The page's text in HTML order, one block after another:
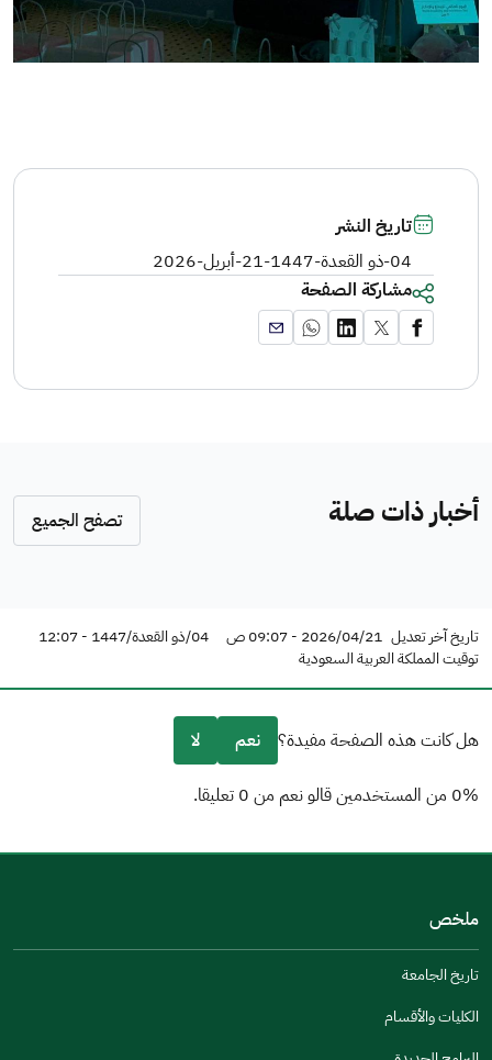
تاريخ النشر
04-ذو القعدة-1447
-21-أبريل-2026
مشاركة الصفحة
أخبار ذات صلة تصفح الجميع
تاريخ آخر تعديل 2026/04/21 - 09:07 ص
04/ذو القعدة/1447 - 12:07
توقيت المملكة العربية السعودية
هل كانت هذه الصفحة مفيدة؟ نعم لا
0% من المستخدمين قالو نعم من 0 تعليقا.
مكتوبة بشكل جيد
الإجابات كانت مرتبطة
تصميمه يجعله سهل القراءة
أخرى
ملخص
تاريخ الجامعة
الكليات والأقسام